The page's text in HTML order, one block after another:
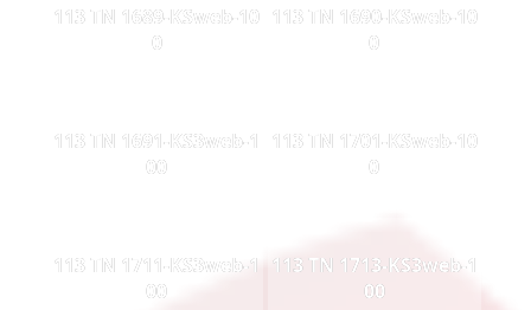
113 TN 1689-KSweb-10
0
113 TN 1690-KSweb-10
0
113 TN 1691-KS3web-1
00
113 TN 1701-KSweb-10
0
113 TN 1711-KS3web-1
00
113 TN 1713-KS3web-1
00